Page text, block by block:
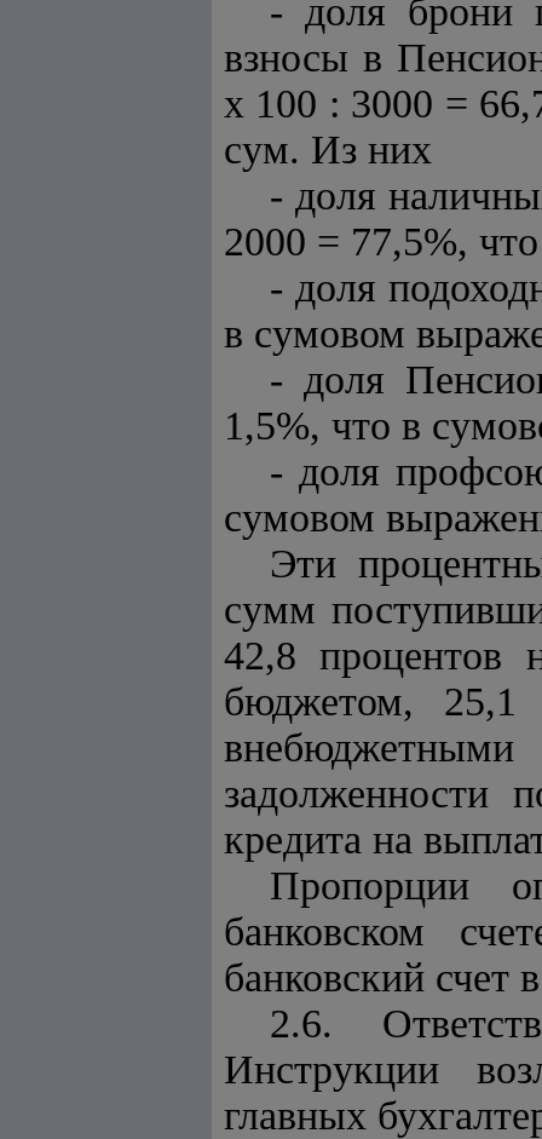
- доля брони
взносы в
х 100 : 3000 =
сум. Из них
- доля
2000 = 77,5%,
- доля
в сумовом
- доля
1,5%, что в
- доля
сумовом
Эти
сумм
42,8 процентов
бюджетом, 25,1
задолженности
кредита на
Пропорции
банковском
банковский счет
2.6.
Инструкции
главных